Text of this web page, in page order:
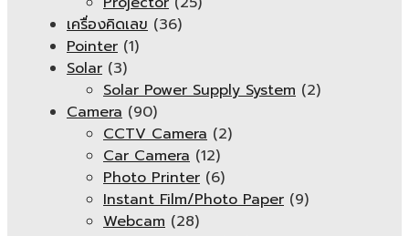
เครื่องคิดเลข (36)
Pointer (1)
Solar (3)
Solar Power Supply System (2)
Camera (90)
CCTV Camera (2)
Car Camera (12)
Photo Printer (6)
Instant Film/Photo Paper (9)
Webcam (28)